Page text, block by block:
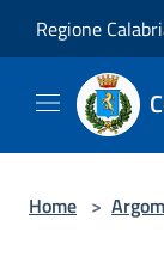
Regione
Home >